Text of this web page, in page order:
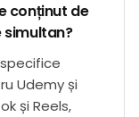
conținut de
Udemy și
și Reels,